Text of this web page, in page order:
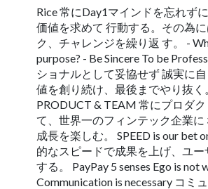
Rice 常にDay1マインドを忘れず
価値を求めて 行動する。その為
ク、チャレンジを繰り返 す。 -
purpose? - Be Sincere To be
ショナルとして妥協せず 誠実に
値を創り続け、最後までやり抜く
PRODUCT & TEAM 常にプロダ
て、世界一のフィンテック企業に
成長を楽しむ。 SPEED is our bet
的なスピードで成果を上げ、ユ
する。 PayPay 5 senses Ego is not
Communication is necessary コミ